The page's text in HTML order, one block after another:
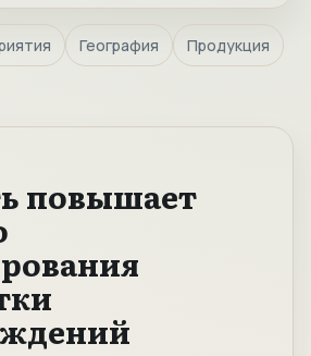
География Продукция
повышает